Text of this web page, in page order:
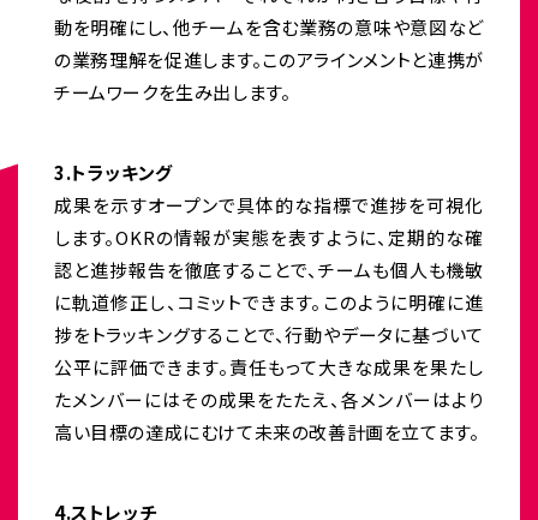
動を明確にし、他チームを含む業務の意味や意図など
の業務理解を促進します。このアラインメントと連携が
チームワークを生み出します。
3.トラッキング
成果を示すオープンで具体的な指標で進捗を可視化
します。OKRの情報が実態を表すように、定期的な確
認と進捗報告を徹底することで、チームも個人も機敏
に軌道修正し、コミットできます。このように明確に進
捗をトラッキングすることで、行動やデータに基づいて
公平に評価できます。責任もって大きな成果を果たし
たメンバーにはその成果をたたえ、各メンバーはより
高い目標の達成にむけて未来の改善計画を立てます。
4.ストレッチ